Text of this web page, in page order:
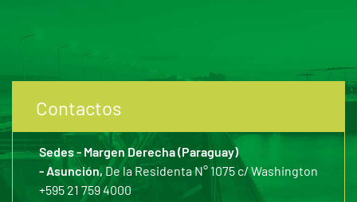
Contactos
Sedes - Margen Derecha (Paraguay)
- Asunción,De la Residenta N° 1075 c/ Washington
+595 21 759 4000